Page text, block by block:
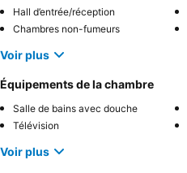
Hall d’entrée/réception
Chambres non-fumeurs
Voir plus
Équipements de la chambre
Salle de bains avec douche
Télévision
Voir plus